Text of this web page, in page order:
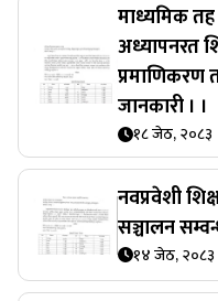
माध्यमिक
अध्यापनरत
प्रमाणिकरण
जानकारी । ।
१८ जेठ, २०८३
नवप्रवेशी
सञ्चालन
१४ जेठ, २०८३